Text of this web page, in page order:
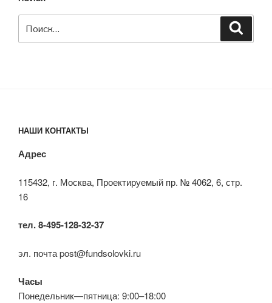
НАШИ КОНТАКТЫ
Адрес
115432, г. Москва, Проектируемый пр. № 4062, 6, стр.
16
тел. 8-495-128-32-37
эл. почта post@fundsolovki.ru
Часы
Понедельник—пятница: 9:00–18:00